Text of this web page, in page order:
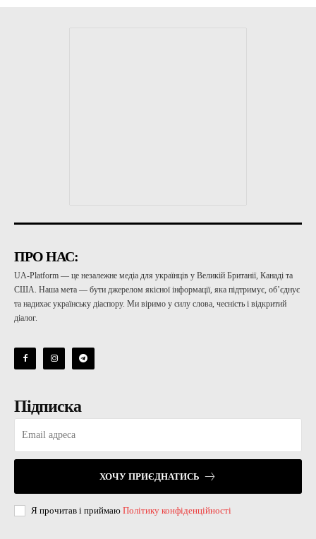
ПРО НАС:
UA-Platform — це незалежне медіа для українців у Великій Британії, Канаді та
США. Наша мета — бути джерелом якісної інформації, яка підтримує, об’єднує
та надихає українську діаспору. Ми віримо у силу слова, чесність і відкритий
діалог.
Підписка
ХОЧУ ПРИЄДНАТИСЬ
Я прочитав і приймаю Політику конфіденційності